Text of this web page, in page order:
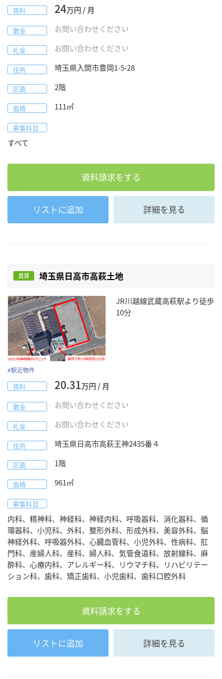
賃料 24万円 / 月
敷金 お問い合わせください
礼金 お問い合わせください
住所 埼玉県入間市豊岡1-5-28
区画 2階
面積 111㎡
募集科目
すべて
資料請求をする
リストに追加 詳細を見る
賃貸 埼玉県日高市高萩土地
JR川越線武蔵高萩駅より徒歩
10分
#駅近物件
賃料 20.31万円 / 月
敷金 お問い合わせください
礼金 お問い合わせください
住所 埼玉県日高市高萩王神2435番４
区画 1階
面積 961㎡
募集科目
内科、精神科、神経科、神経内科、呼吸器科、消化器科、循
環器科、小児科、外科、整形外科、形成外科、美容外科、脳
神経外科、呼吸器外科、心臓血管科、小児外科、性病科、肛
門科、産婦人科、産科、婦人科、気管食道科、放射線科、麻
酔科、心療内科、アレルギー科、リウマチ科、リハビリテー
ション科、歯科、矯正歯科、小児歯科、歯科口腔外科
資料請求をする
リストに追加 詳細を見る